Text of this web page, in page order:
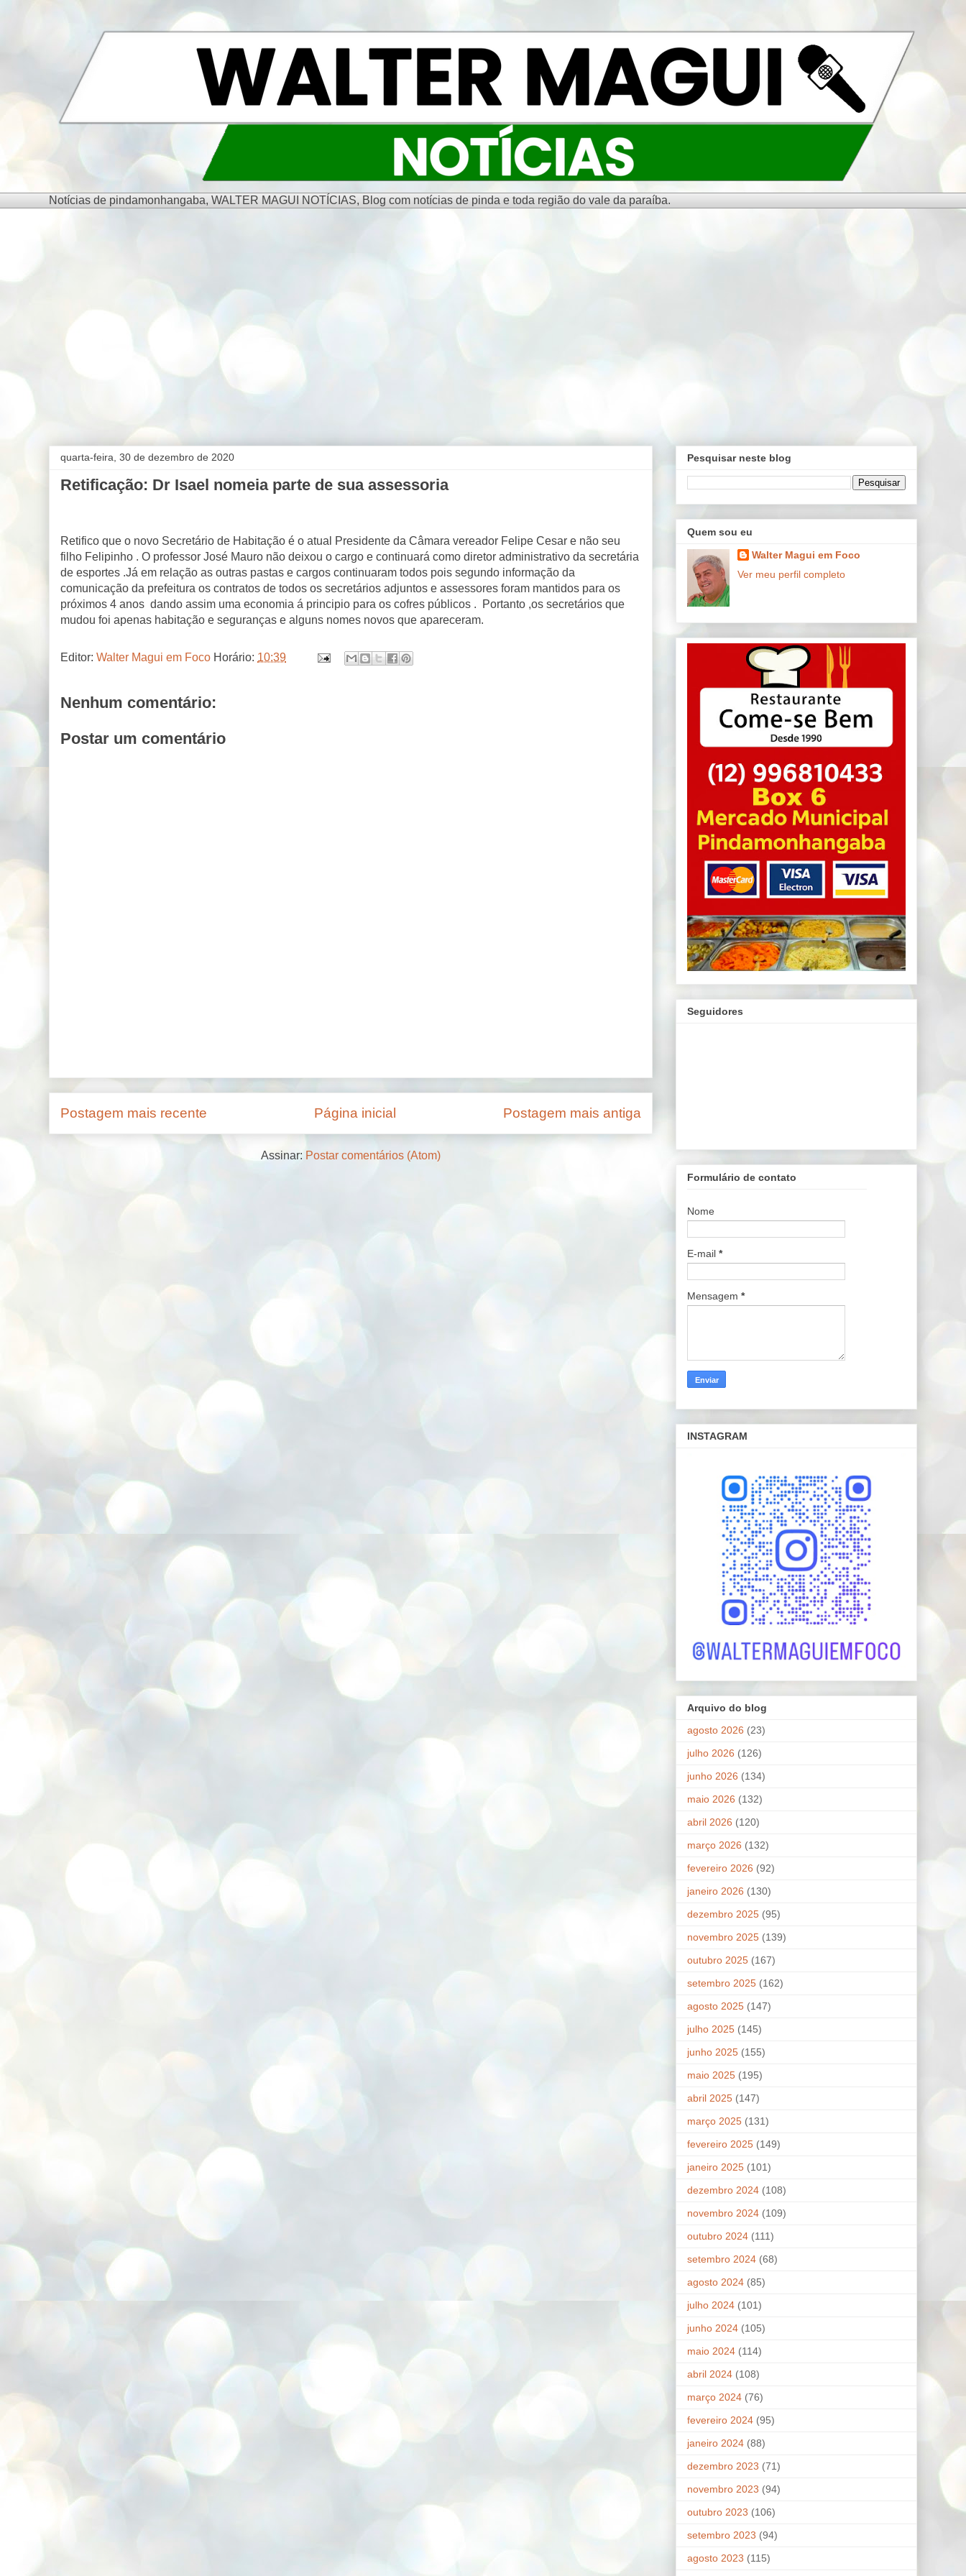
Notícias de pindamonhangaba, WALTER MAGUI NOTÍCIAS, Blog com notícias de pinda e toda região do vale da paraíba.
quarta-feira, 30 de dezembro de 2020
Retificação: Dr Isael nomeia parte de sua assessoria
Retifico que o novo Secretário de Habitação é o atual Presidente da Câmara vereador Felipe Cesar e não seu
filho Felipinho . O professor José Mauro não deixou o cargo e continuará como diretor administrativo da secretária
de esportes .Já em relação as outras pastas e cargos continuaram todos pois segundo informação da
comunicação da prefeitura os contratos de todos os secretários adjuntos e assessores foram mantidos para os
próximos 4 anos dando assim uma economia á principio para os cofres públicos .
Portanto ,os secretários que
mudou foi apenas habitação e seguranças e alguns nomes novos que apareceram.
Editor: Walter Magui em Foco Horário: 10:39
Nenhum comentário:
Postar um comentário
Postagem mais recente Postagem mais antiga
Página inicial
Assinar: Postar comentários (Atom)
Pesquisar neste blog
Quem sou eu
Walter Magui em Foco
Ver meu perfil completo
Seguidores
Formulário de contato
Nome
E-mail *
Mensagem *
INSTAGRAM
Arquivo do blog
agosto 2026 (23)
julho 2026 (126)
junho 2026 (134)
maio 2026 (132)
abril 2026 (120)
março 2026 (132)
fevereiro 2026 (92)
janeiro 2026 (130)
dezembro 2025 (95)
novembro 2025 (139)
outubro 2025 (167)
setembro 2025 (162)
agosto 2025 (147)
julho 2025 (145)
junho 2025 (155)
maio 2025 (195)
abril 2025 (147)
março 2025 (131)
fevereiro 2025 (149)
janeiro 2025 (101)
dezembro 2024 (108)
novembro 2024 (109)
outubro 2024 (111)
setembro 2024 (68)
agosto 2024 (85)
julho 2024 (101)
junho 2024 (105)
maio 2024 (114)
abril 2024 (108)
março 2024 (76)
fevereiro 2024 (95)
janeiro 2024 (88)
dezembro 2023 (71)
novembro 2023 (94)
outubro 2023 (106)
setembro 2023 (94)
agosto 2023 (115)